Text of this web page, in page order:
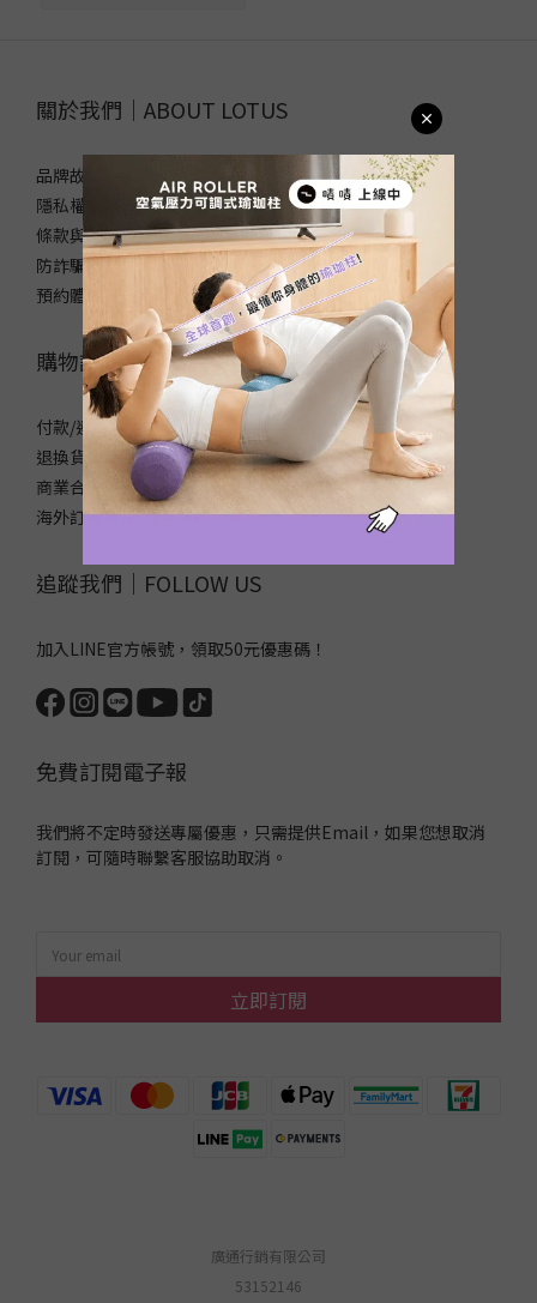
關於我們｜ABOUT LOTUS
品牌故事
隱私權政策
條款與細則
防詐騙宣導
預約體驗/自取
購物說明｜SHOPPING NOTICE
付款/運送方式
退換貨政策
商業合作/企業採購
海外訂購須知/常見問題
追蹤我們｜FOLLOW US
加入LINE官方帳號，領取50元優惠碼！
免費訂閱電子報
我們將不定時發送專屬優惠，只需提供Email，如果您想取消
訂閱，可隨時聯繫客服協助取消。
立即訂閱
廣通行銷有限公司
53152146